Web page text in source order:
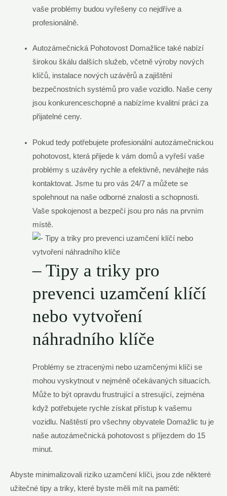
vaše problémy budou vyřešeny co nejdříve a
profesionálně.
Autozámečnická Pohotovost Domažlice také nabízí
širokou škálu dalších služeb, včetně výroby nových
klíčů, instalace nových uzávěrů a zajištění
bezpečnostních systémů pro vaše vozidlo. Naše ceny
jsou konkurenceschopné a nabízíme kvalitní práci za
přijatelné ceny.
Pokud tedy potřebujete profesionální autozámečnickou
pohotovost, která přijede k vám domů a vyřeší vaše
problémy s uzávěry rychle a efektivně, neváhejte nás
kontaktovat. Jsme tu pro vás 24/7 a můžete se
spolehnout na naše odborné znalosti a schopnosti.
Vaše spokojenost a bezpečí jsou pro nás na prvním
místě.
– Tipy a triky pro
prevenci uzamčení klíčí
nebo vytvoření
náhradního klíče
Problémy se ztracenými nebo uzamčenými klíči se
mohou vyskytnout v nejméně očekávaných situacích.
Může to být opravdu frustrující a stresující, zejména
když potřebujete rychle získat přístup k vašemu
vozidlu. Naštěstí pro všechny obyvatele Domažlic tu je
naše autozámečnická pohotovost s příjezdem do 15
minut.
Abyste minimalizovali riziko uzamčení klíči, jsou zde některé
užitečné tipy a triky, které byste měli mít na paměti: